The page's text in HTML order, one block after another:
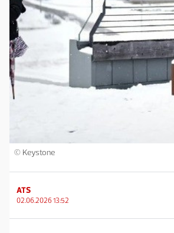
© Keystone
ATS
02.06.2026 13:52